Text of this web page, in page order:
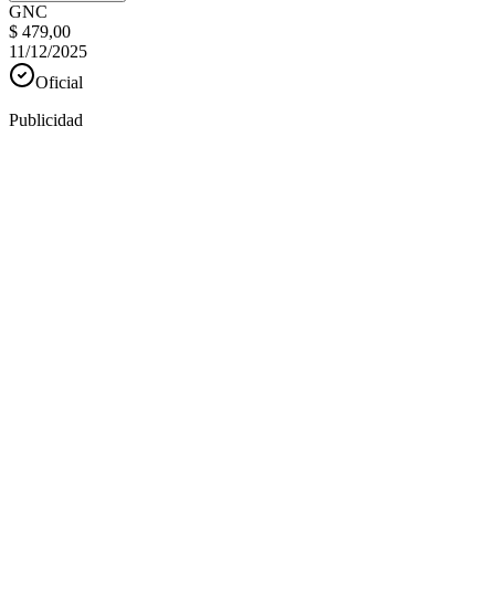
GNC
$ 479,00
11/12/2025
Oficial
Publicidad